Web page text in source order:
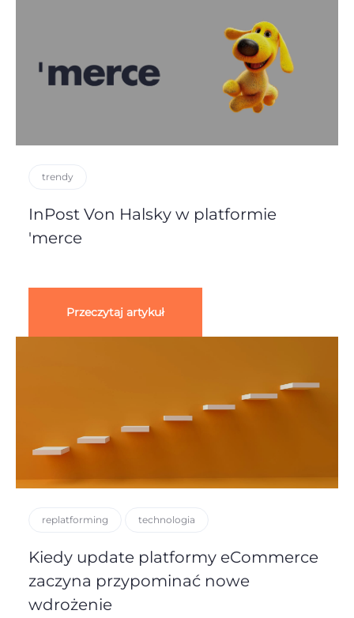
trendy
InPost Von Halsky w platformie
'merce
Przeczytaj artykuł
replatforming technologia
Kiedy update platformy eCommerce
zaczyna przypominać nowe
wdrożenie